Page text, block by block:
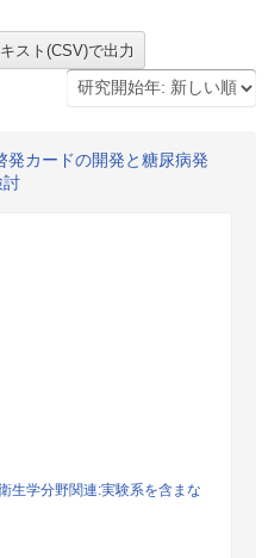
発カードの開発と糖尿病発
討
生学分野関連:実験系を含まな